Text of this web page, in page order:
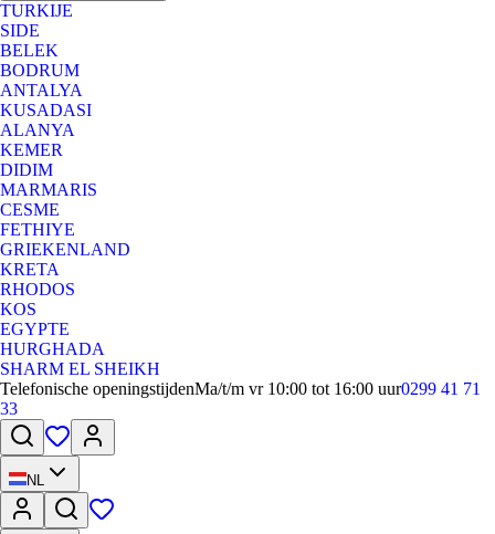
TURKIJE
SIDE
BELEK
BODRUM
ANTALYA
KUSADASI
ALANYA
KEMER
DIDIM
MARMARIS
CESME
FETHIYE
GRIEKENLAND
KRETA
RHODOS
KOS
EGYPTE
HURGHADA
SHARM EL SHEIKH
Telefonische openingstijdenMa/t/m vr 10:00 tot 16:00 uur0299 41 71
33
NL